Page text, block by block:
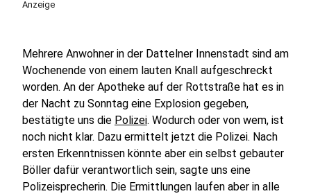
Anzeige
Mehrere Anwohner in der Dattelner Innenstadt sind am
Wochenende von einem lauten Knall aufgeschreckt
worden. An der Apotheke auf der Rottstraße hat es in
der Nacht zu Sonntag eine Explosion gegeben,
bestätigte uns die Polizei. Wodurch oder von wem, ist
noch nicht klar. Dazu ermittelt jetzt die Polizei. Nach
ersten Erkenntnissen könnte aber ein selbst gebauter
Böller dafür verantwortlich sein, sagte uns eine
Polizeisprecherin. Die Ermittlungen laufen aber in alle